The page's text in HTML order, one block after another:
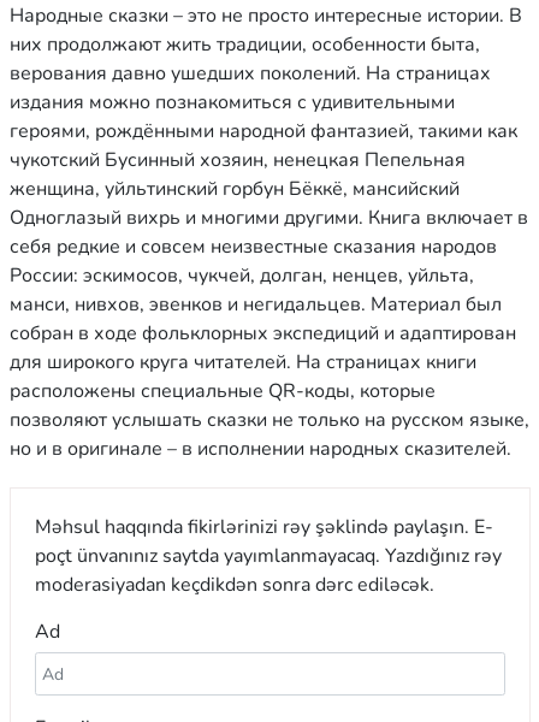
Народные сказки – это не просто интересные истории. В
них продолжают жить традиции, особенности быта,
верования давно ушедших поколений. На страницах
издания можно познакомиться с удивительными
героями, рождёнными народной фантазией, такими как
чукотский Бусинный хозяин, ненецкая Пепельная
женщина, уйльтинский горбун Бёккё, мансийский
Одноглазый вихрь и многими другими. Книга включает в
себя редкие и совсем неизвестные сказания народов
России: эскимосов, чукчей, долган, ненцев, уйльта,
манси, нивхов, эвенков и негидальцев. Материал был
собран в ходе фольклорных экспедиций и адаптирован
для широкого круга читателей. На страницах книги
расположены специальные QR-коды, которые
позволяют услышать сказки не только на русском языке,
но и в оригинале – в исполнении народных сказителей.
Məhsul haqqında fikirlərinizi rəy şəklində paylaşın. E-
poçt ünvanınız saytda yayımlanmayacaq. Yazdığınız rəy
moderasiyadan keçdikdən sonra dərc ediləcək.
Ad